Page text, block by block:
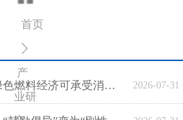
首页
ꄲ
产
业研
2026-07-31
李志坚：国内应探索构建绿色燃料经济可承受消费场景